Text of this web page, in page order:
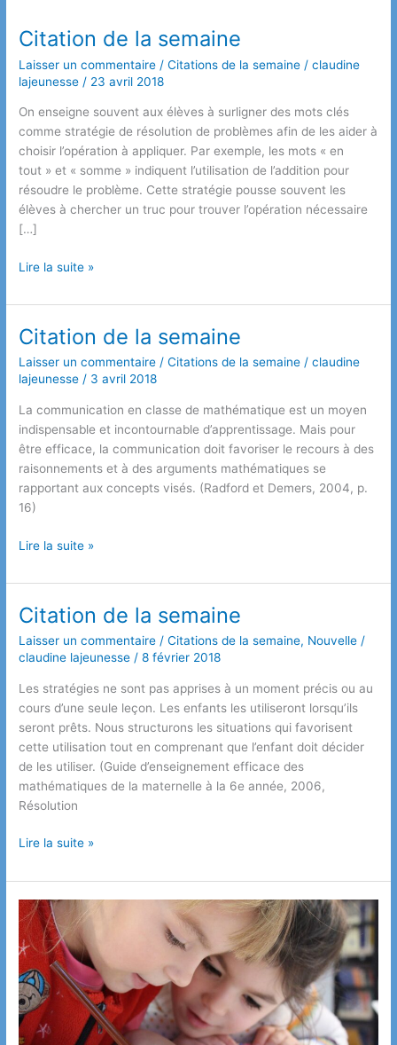
Citation de la semaine
Laisser un commentaire /Citations de la semaine /claudine
lajeunesse / 23 avril 2018
On enseigne souvent aux élèves à surligner des mots clés
comme stratégie de résolution de problèmes afin de les aider à
choisir l’opération à appliquer. Par exemple, les mots « en
tout » et « somme » indiquent l’utilisation de l’addition pour
résoudre le problème. Cette stratégie pousse souvent les
élèves à chercher un truc pour trouver l’opération nécessaire
[…]
Citation
la
Lire la suite »
Citation de la semaine
Laisser un commentaire /Citations de la semaine /claudine
lajeunesse/ 3 avril 2018
La communication en classe de mathématique est un moyen
indispensable et incontournable d’apprentissage. Mais pour
être efficace, la communication doit favoriser le recours à des
raisonnements et à des arguments mathématiques se
rapportant aux concepts visés. (Radford et Demers, 2004, p.
16)
Citation
la
Lire la suite »
Citation de la semaine
Laisser un commentaire /Citations de la semaine, Nouvelle /
claudine lajeunesse/8 février 2018
Les stratégies ne sont pas apprises à un moment précis ou au
cours d’une seule leçon. Les enfants les utiliseront lorsqu’ils
seront prêts. Nous structurons les situations qui favorisent
cette utilisation tout en comprenant que l’enfant doit décider
de les utiliser. (Guide d’enseignement efficace des
mathématiques de la maternelle à la 6e année, 2006,
Résolution
Citation
la
semaine
Lire la suite »